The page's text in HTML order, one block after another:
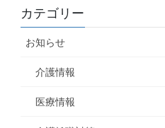
カテゴリー
お知らせ
介護情報
医療情報